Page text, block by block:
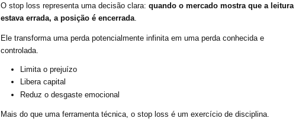
O stop loss representa uma decisão clara: quando o mercado mostra que a leitura
estava errada, a posição é encerrada
Ele transforma uma perda potencialmente infinita em uma perda conhecida e
controlada.
Limita o prejuízo
Libera capital
Reduz o desgaste emocional
Mais do que uma ferramenta técnica, o stop loss é um exercício de disciplina.